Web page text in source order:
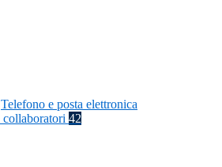
Telefono e posta elettronica
42